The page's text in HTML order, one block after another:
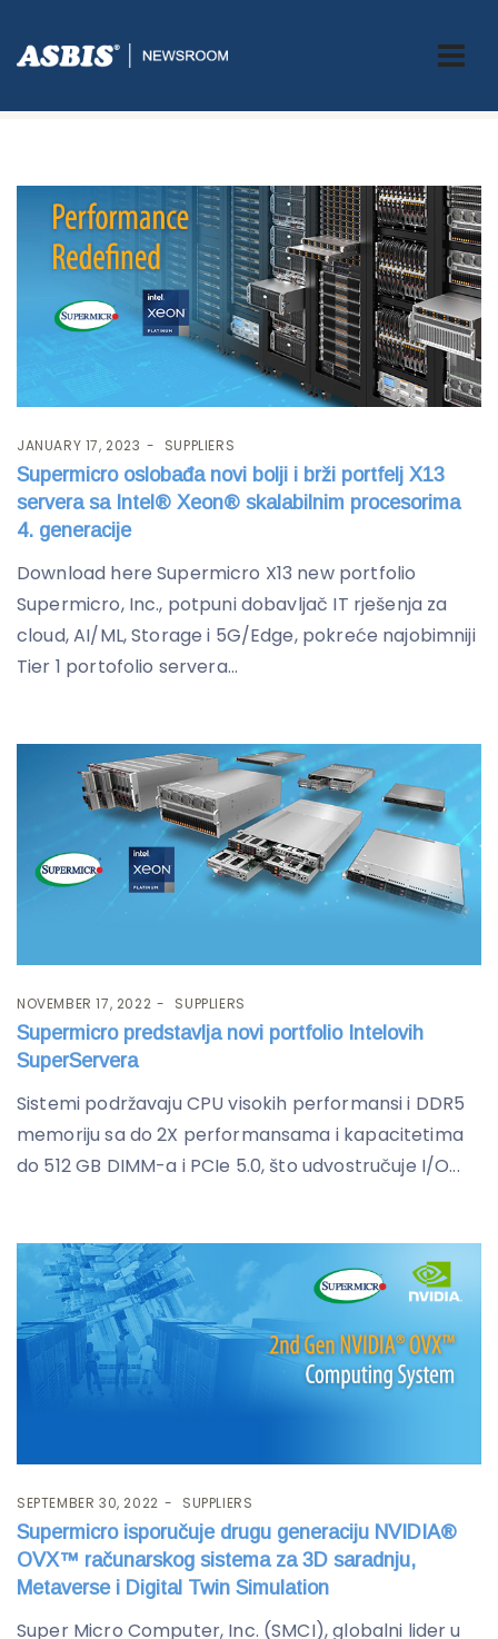
Tag:Supermicro
JANUARY 17, 2023 SUPPLIERS
Supermicro oslobađa novi bolji i brži portfelj X13
servera sa Intel® Xeon® skalabilnim procesorima
4. generacije
Download here Supermicro X13 new portfolio
Supermicro, Inc., potpuni dobavljač IT rješenja za
cloud, AI/ML, Storage i 5G/Edge, pokreće najobimniji
Tier 1 portofolio servera...
NOVEMBER 17, 2022 SUPPLIERS
Supermicro predstavlja novi portfolio Intelovih
SuperServera
Sistemi podržavaju CPU visokih performansi i DDR5
memoriju sa do 2X performansama i kapacitetima
do 512 GB DIMM-a i PCIe 5.0, što udvostručuje I/O...
SEPTEMBER 30, 2022 SUPPLIERS
Supermicro isporučuje drugu generaciju NVIDIA®
OVX™ računarskog sistema za 3D saradnju,
Metaverse i Digital Twin Simulation
Super Micro Computer, Inc. (SMCI), globalni lider u